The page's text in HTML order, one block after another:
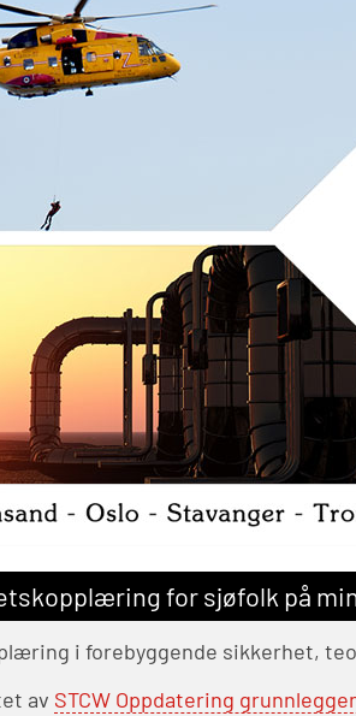
for sjøfolk på
i forebyggende sikkerhet,
av STCW Oppdatering